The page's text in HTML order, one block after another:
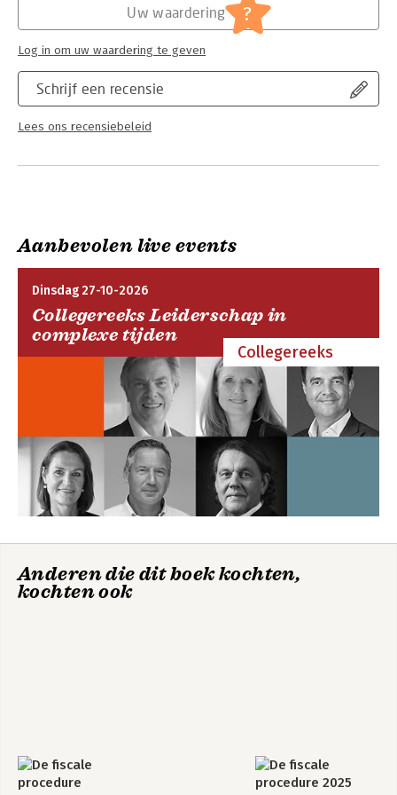
Belastingrecht - Internationaal
belastingrecht
Schrijf een recensie
Lees ons recensiebeleid
Uw waardering ?
Log in om uw waardering te geven
Aanbevolen live events
Dinsdag 27-10-2026
Collegereeks Leiderschap in
complexe tijden
Collegereeks
Anderen die dit boek kochten,
kochten ook